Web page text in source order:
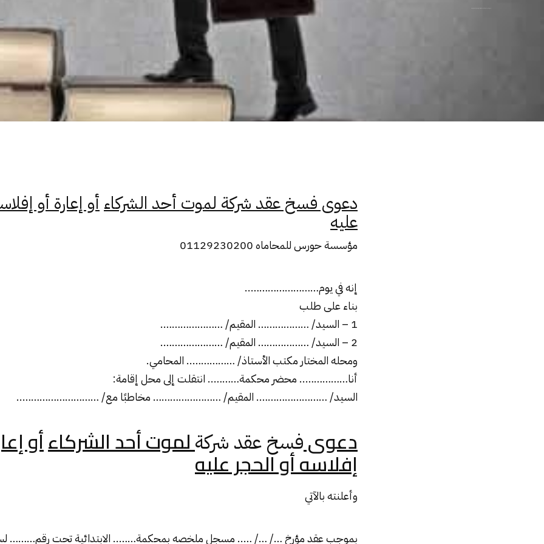
دعوى فسخ عقد شركة لموت أحد الشركاءأو إعارة أو
عليه
مؤسسة حورس للمحاماه 01129230200
إنه في يوم……………………..
بناء على طلب
1 – السيد/ ……………… المقيم/ ………………….
2 – السيد/ ……………… المقيم/ ………………….
ومحله المختار مكتب الأستاذ/ …………….. المحامي.
أنا…………….. محضر محكمة……….. انتقلت إلى محل إقامة:
السيد/ ……………………. المقيم/ …………………… مخاطبًا مع/ ………………………..
دعوىفسخ عقد شركةلموت أحد الشركاءأو
إفلاسه أو الحجر عليه
وأعلنته بالآتي
بموجب عقد مؤرخ …/ …/ ….. مسجل ملخصه بمحكمة…….. الابتدائية تحت رقم………